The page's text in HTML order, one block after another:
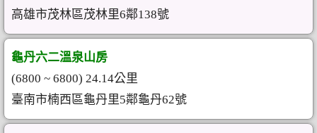
高雄市茂林區茂林里6鄰138號
龜丹六二溫泉山房
(6800 ~ 6800) 24.14公里
臺南市楠西區龜丹里5鄰龜丹62號